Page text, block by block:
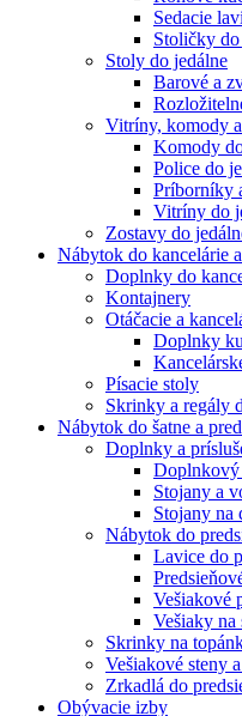
Sedacie
Stoličky
Stoly do jedálne
Barové a
Vitríny, komody
Komody
Police do
Príborníky
Vitríny do
Zostavy do
Nábytok do kancelárie
Doplnky do
Kontajnery
Otáčacie a
Doplnky
Písacie stoly
Skrinky a regály
Nábytok do šatne a
Doplnky a
Doplnkový
Stojany a
Stojany na
Nábytok do
Lavice do
Vešiakové
Vešiaky na
Skrinky na
Vešiakové steny
Zrkadlá do
Obývacie izby